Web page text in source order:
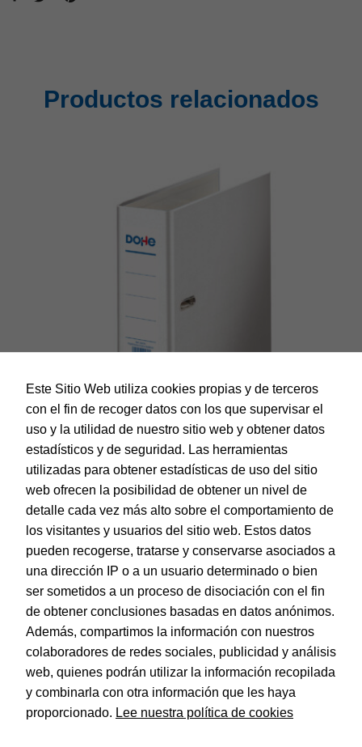
Productos relacionados
Dohe – Archivador Archicolor folio lomo ancho blanco
EAN: 8421938094701
© Dohe - Camino de Madrid, 14
28970 • Humanes de Madrid (Madrid)
ESPAÑA
Este Sitio Web utiliza cookies propias y de terceros
con el fin de recoger datos con los que supervisar el
uso y la utilidad de nuestro sitio web y obtener datos
estadísticos y de seguridad. Las herramientas
utilizadas para obtener estadísticas de uso del sitio
web ofrecen la posibilidad de obtener un nivel de
detalle cada vez más alto sobre el comportamiento de
los visitantes y usuarios del sitio web. Estos datos
pueden recogerse, tratarse y conservarse asociados a
una dirección IP o a un usuario determinado o bien
ser sometidos a un proceso de disociación con el fin
de obtener conclusiones basadas en datos anónimos.
Además, compartimos la información con nuestros
colaboradores de redes sociales, publicidad y análisis
web, quienes podrán utilizar la información recopilada
y combinarla con otra información que les haya
proporcionado. Lee nuestra política de cookies